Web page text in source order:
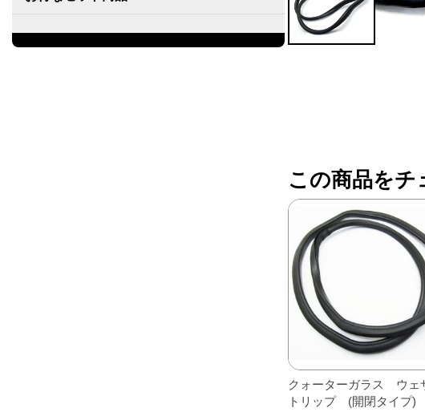
チームマルヤマ
この商品を
クォーターガラス ウェ
トリップ (開閉タイプ)